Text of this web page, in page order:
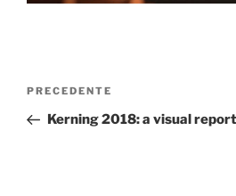
Navigazione
Articolo
precedente:
PRECEDENTE
Kerning 2018: a visual report